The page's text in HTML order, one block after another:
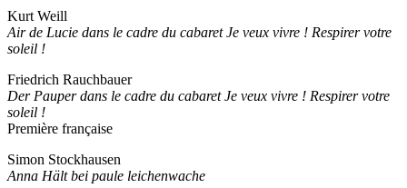
Kurt Weill
Air de Lucie dans le cadre du cabaret Je veux vivre ! Respirer votre
soleil !
Friedrich Rauchbauer
Der Pauper dans le cadre du cabaret Je veux vivre ! Respirer votre
soleil !
Première française
Simon Stockhausen
Anna Hält bei paule leichenwache